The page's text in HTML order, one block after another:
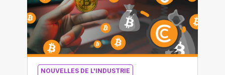
NOUVELLES DE L'INDUSTRIE